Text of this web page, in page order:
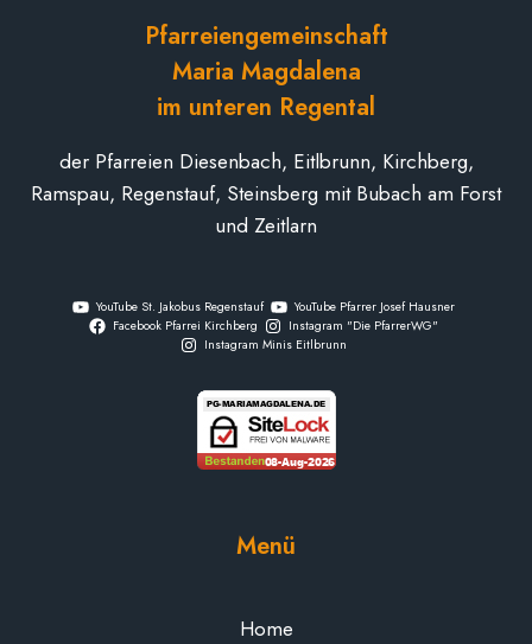
Pfarreiengemeinschaft
Maria Magdalena
im unteren Regental
der Pfarreien Diesenbach, Eitlbrunn, Kirchberg,
Ramspau, Regenstauf, Steinsberg mit Bubach am Forst
und Zeitlarn
YouTube St. Jakobus Regenstauf
YouTube Pfarrer Josef Hausner
Facebook Pfarrei Kirchberg
Instagram "Die PfarrerWG"
Instagram Minis Eitlbrunn
Menü
Home